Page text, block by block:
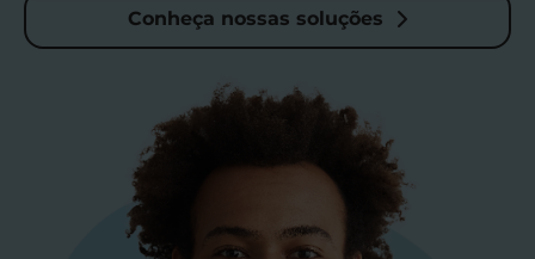
Conheça nossas soluções